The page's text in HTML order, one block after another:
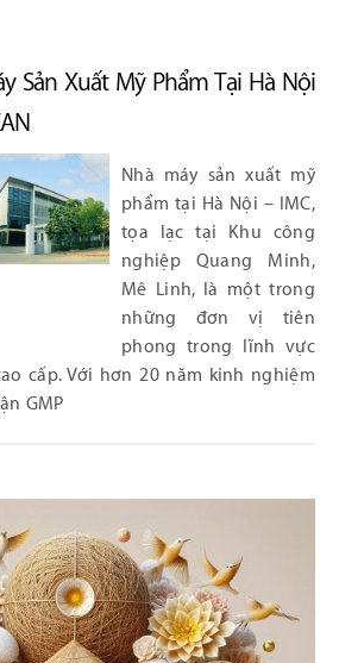
Sản Xuất Mỹ Phẩm Tại Hà Nội
Nhà máy sản xuất mỹ
phẩm tại Hà Nội – IMC,
tọa lạc tại Khu công
nghiệp Quang Minh,
Mê Linh, là một trong
những đơn vị tiên
phong trong lĩnh vực
cấp. Với hơn 20 năm kinh nghiệm
GMP